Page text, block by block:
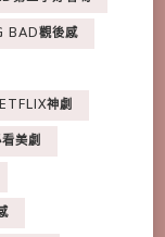
BAD觀後感
神劇
美劇